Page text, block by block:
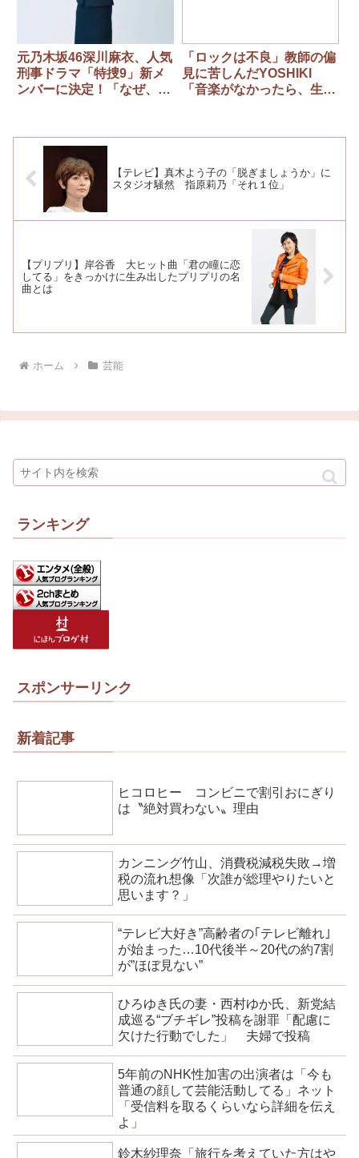
元乃木坂46深川麻衣、人気
刑事ドラマ「特捜9」新メ
ンバーに決定！「なぜ、私
「ロックは不良」教師の偏
見に苦しんだYOSHIKI
「音楽がなかったら、生き
【テレビ】真木よう子の「脱ぎましょうか」に
スタジオ騒然 指原莉乃「それ１位」
【プリプリ】岸谷香 大ヒット曲「君の瞳に恋
してる」をきっかけに生み出したプリプリの名
曲とは
ホーム 芸能
ランキング
スポンサーリンク
新着記事
ヒコロヒー コンビニで割引おにぎり
は〝絶対買わない〟理由
カンニング竹山、消費税減税失敗→増
税の流れ想像「次誰が総理やりたいと
思います？」
“テレビ大好き”高齢者の｢テレビ離れ｣
が始まった…10代後半～20代の約7割
が”ほぼ見ない”
ひろゆき氏の妻・西村ゆか氏、新党結
成巡る“ブチギレ”投稿を謝罪「配慮に
欠けた行動でした」 夫婦で投稿
5年前のNHK性加害の出演者は「今も
普通の顔して芸能活動してる」ネット
「受信料を取るくらいなら詳細を伝え
よ」
鈴木紗理奈「旅行を考えていた方はや